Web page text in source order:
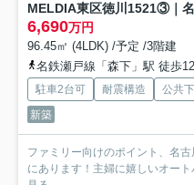
6,690万円
96.45㎡ (4LDK) /予定 /3階建
名鉄瀬戸線「森下」駅 徒歩
駐車2台可 耐震構造
公共
新築
ファミリー向けのポイント、名
にあります！主婦に嬉しいオー